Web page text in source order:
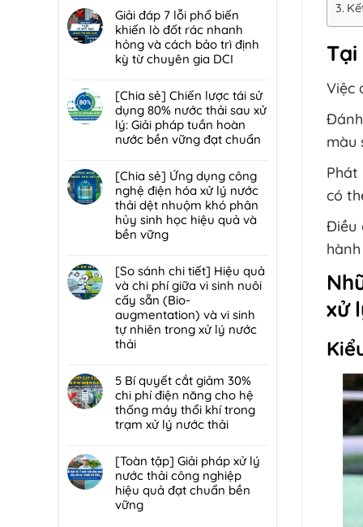
nghệ
Biofilter
kết
hợp
lọc:
Xử
lý
mùi
trung
chuyển
rác
hiệu
quả,
chuẩn
2026
có
bình
luận
ở
Giải
xử
lý
bùn
thải
hại:
Ép
bùn
khung
bản
hay
bùn
ly
tâm
tối
ưu
hơn
nhà
máy
quy
mô
vừa?
Giải đáp 7 lỗi phổ biến
khiến lò đốt rác nhanh
hỏng và cách bảo trì định
kỳ từ chuyên gia DCI
có
bình
luận
ở
Giải
7
lỗi
phổ
biến
khiến
đốt
rác
nhanh
hỏng
và
cách
bảo
định
kỳ
từ
chuyên
DCI
[Chia sẻ] Chiến lược tái sử
dụng 80% nước thải sau xử
lý: Giải pháp tuần hoàn
nước bền vững đạt chuẩn
có
bình
luận
ở
[Chia
sẻ]
lược
tái
sử
dụng
80%
nước
sau
xử
lý:
Giải
pháp
hoàn
nước
bền
vững
[Chia sẻ] Ứng dụng công
nghệ điện hóa xử lý nước
thải dệt nhuộm khó phân
hủy sinh học hiệu quả và
bền vững
có
bình
luận
ở
[Chia
sẻ]
Ứng
công
nghệ
điện
hóa
lý
nước
thải
dệt
nhuộm
[So sánh chi tiết] Hiệu quả
và chi phí giữa vi sinh nuôi
cấy sẵn (Bio-
augmentation) và vi sinh
tự nhiên trong xử lý nước
thải
có
bình
luận
ở
[So
chi
tiết]
Hiệu
quả
5 Bí quyết cắt giảm 30%
chi phí điện năng cho hệ
thống máy thổi khí trong
trạm xử lý nước thải
có
bình
luận
ở
[Toàn tập] Giải pháp xử lý
nước thải công nghiệp
hiệu quả đạt chuẩn bền
vững
Việc
màu
có
Điều
xử